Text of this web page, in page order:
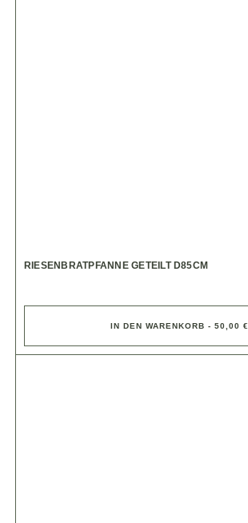
RIESENBRATPFANNE GETEILT D85CM
IN DEN WARENKORB - 50,00 €